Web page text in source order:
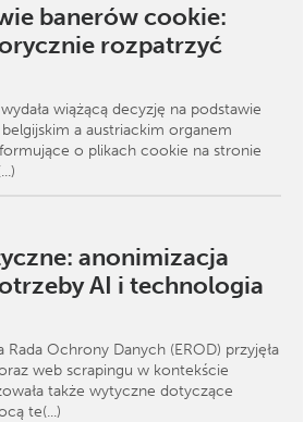
banerów cookie:
rozpatrzyć
wiążącą decyzję na podstawie
a austriackim organem
o plikach cookie na stronie
anonimizacja
AI i technologia
Ochrony Danych (EROD) przyjęła
web scrapingu w kontekście
także wytyczne dotyczące
te(...)